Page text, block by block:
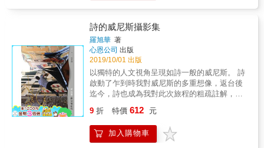
詩的威尼斯攝影集
羅旭華 著
心恩公司 出版
2019/10/01 出版
以獨特的人文視角呈現如詩一般的威尼斯。 詩
啟動了乍到時我對威尼斯的多重想像，返台後
迄今，詩也成為我對此次旅程的粗疏註解，讀
自己的水都詩作&hellip;&hellip;。英國文學新浪
漫主義的代表詩人，也是蘇格蘭小說家與旅遊
作家，還曾經創作了可愛童詩的史蒂文森
9 折 特價 612 元
加入購物車